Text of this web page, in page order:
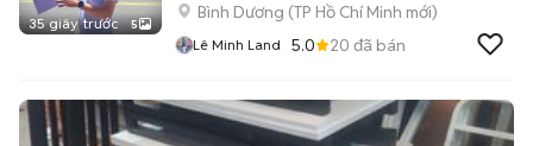
35 giây trước 5
Bình Dương (TP Hồ Chí Minh mới)
Lê Minh Land 5.0 20 đã bán